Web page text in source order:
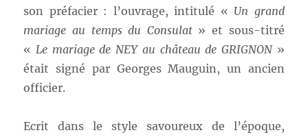
son préfacier : l’ouvrage, intitulé « Un grand
mariage au temps du Consulat» et sous-titré
« Le mariage de NEY au château de GRIGNON»
était signé par Georges Mauguin, un ancien
officier.
Ecrit dans le style savoureux de l’époque,